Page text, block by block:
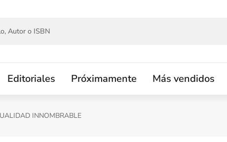
Editoriales Próximamente Más vendidos
INNOMBRABLE